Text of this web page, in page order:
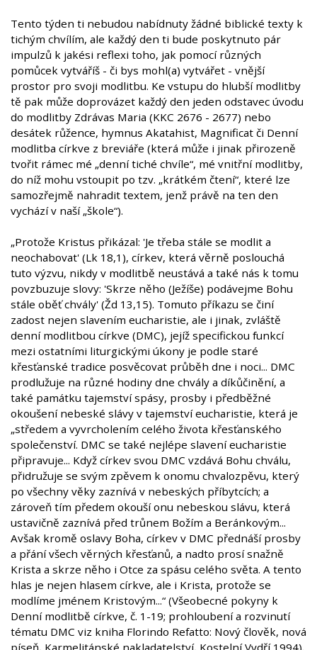
Tento týden ti nebudou nabídnuty žádné biblické texty k
tichým chvílím, ale každý den ti bude poskytnuto pár
impulzů k jakési reflexi toho, jak pomocí různých
pomůcek vytváříš - či bys mohl(a) vytvářet - vnější
prostor pro svoji modlitbu. Ke vstupu do hlubší modlitby
tě pak může doprovázet každý den jeden odstavec úvodu
do modlitby Zdrávas Maria (KKC 2676 - 2677) nebo
desátek růžence, hymnus Akatahist, Magnificat či Denní
modlitba církve z breviáře (která může i jinak přirozeně
tvořit rámec mé „denní tiché chvíle“, mé vnitřní modlitby,
do níž mohu vstoupit po tzv. „krátkém čtení“, které lze
samozřejmě nahradit textem, jenž právě na ten den
vychází v naší „škole“).
„Protože Kristus přikázal: 'Je třeba stále se modlit a
neochabovat' (Lk 18,1), církev, která věrně poslouchá
tuto výzvu, nikdy v modlitbě neustává a také nás k tomu
povzbuzuje slovy: 'Skrze něho (Ježíše) podávejme Bohu
stále oběť chvály' (Žd 13,15). Tomuto příkazu se činí
zadost nejen slavením eucharistie, ale i jinak, zvláště
denní modlitbou církve (DMC), jejíž specifickou funkcí
mezi ostatními liturgickými úkony je podle staré
křesťanské tradice posvěcovat průběh dne i noci... DMC
prodlužuje na různé hodiny dne chvály a díkůčinění, a
také památku tajemství spásy, prosby i předběžné
okoušení nebeské slávy v tajemství eucharistie, která je
„středem a vyvrcholením celého života křesťanského
společenství. DMC se také nejlépe slavení eucharistie
připravuje... Když církev svou DMC vzdává Bohu chválu,
přidružuje se svým zpěvem k onomu chvalozpěvu, který
po všechny věky zaznívá v nebeských příbytcích; a
zároveň tím předem okouší onu nebeskou slávu, která
ustavičně zaznívá před trůnem Božím a Beránkovým...
Avšak kromě oslavy Boha, církev v DMC přednáší prosby
a přání všech věrných křesťanů, a nadto prosí snažně
Krista a skrze něho i Otce za spásu celého světa. A tento
hlas je nejen hlasem církve, ale i Krista, protože se
modlíme jménem Kristovým...“ (Všeobecné pokyny k
Denní modlitbě církve, č. 1-19; prohloubení a rozvinutí
tématu DMC viz kniha Florindo Refatto: Nový člověk, nová
píseň, Karmelitánské nakladatelství, Kostelní Vydří 1994).